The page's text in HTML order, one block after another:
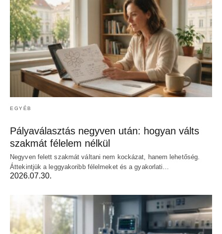
EGYÉB
Pályaválasztás negyven után: hogyan válts
szakmát félelem nélkül
Negyven felett szakmát váltani nem kockázat, hanem lehetőség.
Áttekintjük a leggyakoribb félelmeket és a gyakorlati…
2026.07.30.